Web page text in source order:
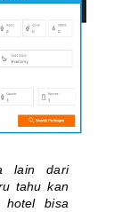
lain dari
tahu kan
hotel bisa